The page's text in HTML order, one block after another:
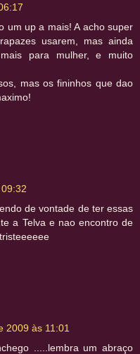
um up a mais! A acho super
usarem, mas ainda
para mulher, e muito
mas os fininhos que dao
de vontade de ter essas
a Telva e nao encontro de
2009 às 11:01
.....lembra um abraço